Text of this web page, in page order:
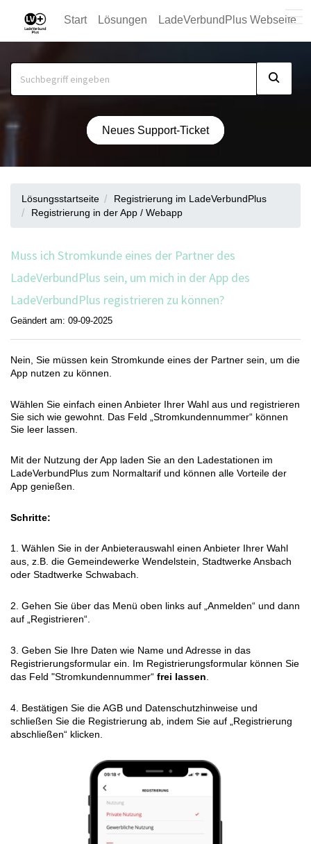
Start Lösungen LadeVerbundPlus Webseite
Neues Support-Ticket
Lösungsstartseite
Registrierung im LadeVerbundPlus
Registrierung in der App / Webapp
Muss ich Stromkunde eines der Partner des
LadeVerbundPlus sein, um mich in der App des
LadeVerbundPlus registrieren zu können?
Geändert am: 09-09-2025
Nein, Sie müssen kein Stromkunde eines der Partner sein, um die
App nutzen zu können.
Wählen Sie einfach einen Anbieter Ihrer Wahl aus und registrieren
Sie sich wie gewohnt. Das Feld „Stromkundennummer“ können
Sie leer lassen.
Mit der Nutzung der App laden Sie an den Ladestationen im
LadeVerbundPlus zum Normaltarif und können alle Vorteile der
App genießen.
Schritte:
1. Wählen Sie in der Anbieterauswahl einen Anbieter Ihrer Wahl
aus, z.B. die Gemeindewerke Wendelstein, Stadtwerke Ansbach
oder Stadtwerke Schwabach.
2. Gehen Sie über das Menü oben links auf „Anmelden“ und dann
auf „Registrieren“.
3. Geben Sie Ihre Daten wie Name und Adresse in das
Registrierungsformular ein. Im Registrierungsformular können Sie
das Feld "Stromkundennummer“ frei lassen.
4. Bestätigen Sie die AGB und Datenschutzhinweise und
schließen Sie die Registrierung ab, indem Sie auf „Registrierung
abschließen“ klicken.